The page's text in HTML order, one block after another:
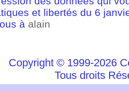
et libertés du 6
à alain
Copyright © 1999-2026
Tous droits